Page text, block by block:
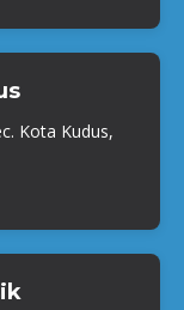
Kota Kudus,